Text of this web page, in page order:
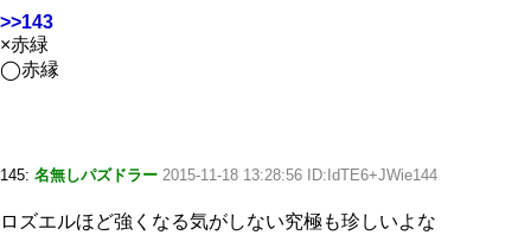
>>143
×赤緑
◯赤縁
145: 名無しパズドラー 2015-11-18 13:28:56 ID:IdTE6+JWie144
ロズエルほど強くなる気がしない究極も珍しいよな